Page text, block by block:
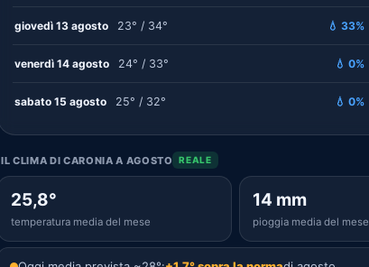
giovedì 13 agosto 23° / 34° 💧 33%
venerdì 14 agosto 24° / 33° 💧 0%
sabato 15 agosto 25° / 32° 💧 0%
IL CLIMA DI CARONIA A AGOSTO REALE
25,8°
temperatura media del mese
14 mm
pioggia media del mese